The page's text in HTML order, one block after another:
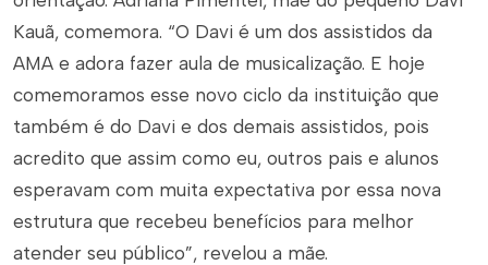
Kauã, comemora. “O Davi é um dos assistidos da
AMA e adora fazer aula de musicalização. E hoje
comemoramos esse novo ciclo da instituição que
também é do Davi e dos demais assistidos, pois
acredito que assim como eu, outros pais e alunos
esperavam com muita expectativa por essa nova
estrutura que recebeu benefícios para melhor
atender seu público”, revelou a mãe.